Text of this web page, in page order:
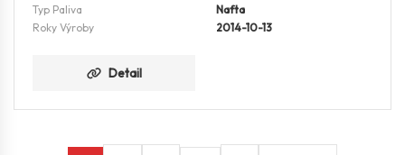
Typ Paliva
Nafta
Roky Výroby
2014-10-13
Detail